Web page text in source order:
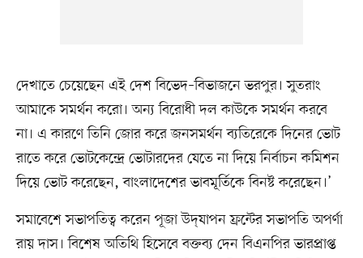
দেখাতে চেয়েছেন এই দেশ বিভেদ–বিভাজনে ভরপুর। সুতরাং
আমাকে সমর্থন করো। অন্য বিরোধী দল কাউকে সমর্থন করবে
না। এ কারণে তিনি জোর করে জনসমর্থন ব্যতিরেকে দিনের ভোট
রাতে করে ভোটকেন্দ্রে ভোটারদের যেতে না দিয়ে নির্বাচন কমিশন
দিয়ে ভোট করেছেন, বাংলাদেশের ভাবমূর্তিকে বিনষ্ট করেছেন।’
সমাবেশে সভাপতিত্ব করেন পূজা উদ্‌যাপন ফ্রন্টের সভাপতি অপর্ণা
রায় দাস। বিশেষ অতিথি হিসেবে বক্তব্য দেন বিএনপির ভারপ্রাপ্ত